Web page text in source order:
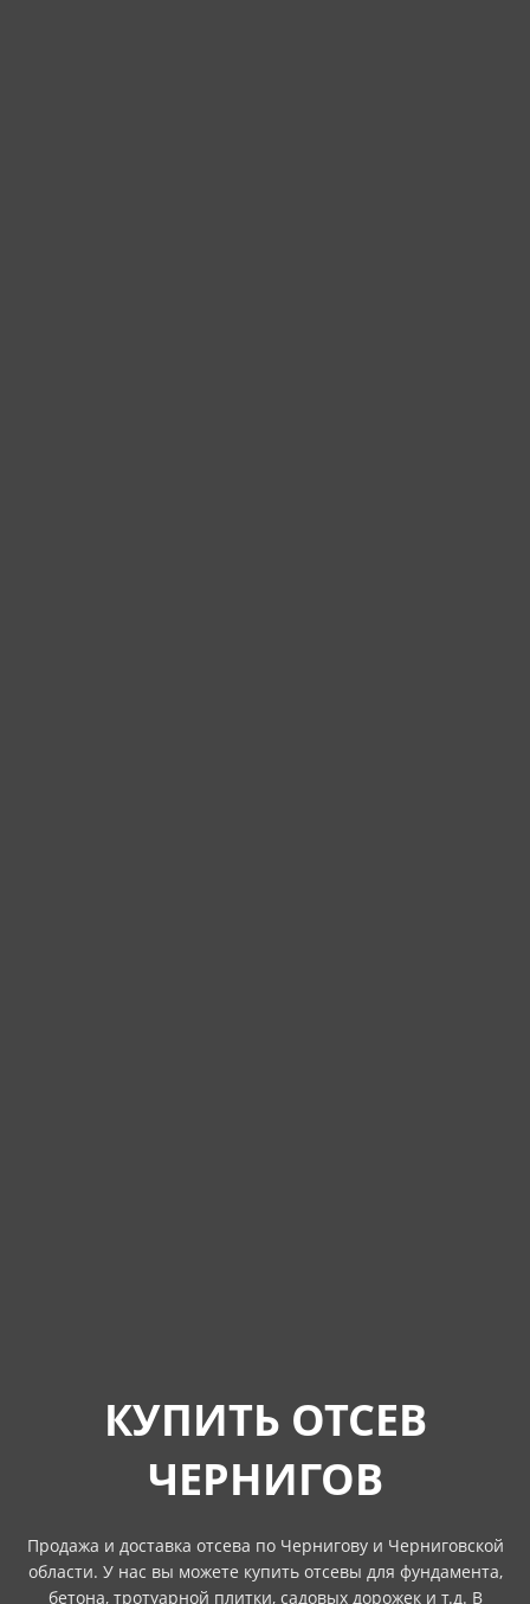
КУПИТЬ ОТСЕВ
ЧЕРНИГОВ
Продажа и доставка отсева по Чернигову и Черниговской
области. У нас вы можете купить отсевы для фундамента,
бетона, тротуарной плитки, садовых дорожек и т.д. В